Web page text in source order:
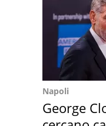
Napoli
George